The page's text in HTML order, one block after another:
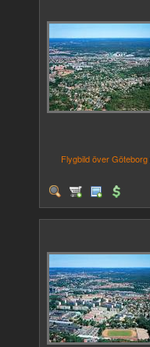
Flygbild över Göteborg